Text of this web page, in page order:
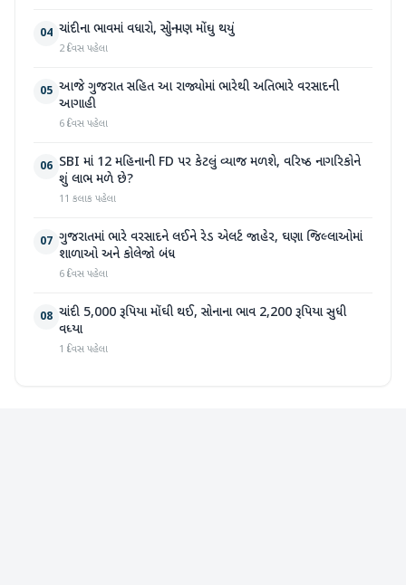
04 ચાંદીના ભાવમાં વધારો, સોનું પણ મોંઘુ થયું
2 દિવસ પહેલા
05 આજે ગુજરાત સહિત આ રાજ્યોમાં ભારેથી અતિભારે વરસાદની
આગાહી
6 દિવસ પહેલા
06 SBI માં 12 મહિનાની FD પર કેટલું વ્યાજ મળશે, વરિષ્ઠ નાગરિકોને
શું લાભ મળે છે?
11 કલાક પહેલા
07 ગુજરાતમાં ભારે વરસાદને લઈને રેડ એલર્ટ જાહેર, ઘણા જિલ્લાઓમાં
શાળાઓ અને કોલેજો બંધ
6 દિવસ પહેલા
08 ચાંદી 5,000 રૂપિયા મોંઘી થઈ, સોનાના ભાવ 2,200 રૂપિયા સુધી
વધ્યા
1 દિવસ પહેલા